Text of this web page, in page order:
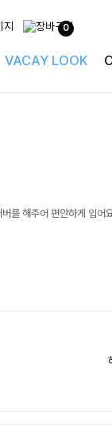
0
VACAY LOOK
를 해주어 편안하게 입어